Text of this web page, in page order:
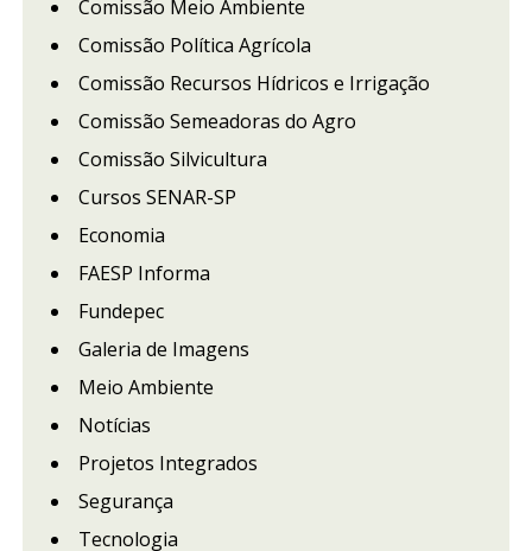
Comissão Meio Ambiente
Comissão Política Agrícola
Comissão Recursos Hídricos e Irrigação
Comissão Semeadoras do Agro
Comissão Silvicultura
Cursos SENAR-SP
Economia
FAESP Informa
Fundepec
Galeria de Imagens
Meio Ambiente
Notícias
Projetos Integrados
Segurança
Tecnologia